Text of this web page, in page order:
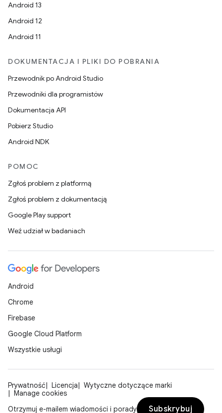
Android 13
Android 12
Android 11
DOKUMENTACJA I PLIKI DO POBRANIA
Przewodnik po Android Studio
Przewodniki dla programistów
Dokumentacja API
Pobierz Studio
Android NDK
POMOC
Zgłoś problem z platformą
Zgłoś problem z dokumentacją
Google Play support
Weź udział w badaniach
Android
Chrome
Firebase
Google Cloud Platform
Wszystkie usługi
Prywatność Licencja
Wytyczne dotyczące marki
Manage cookies
Otrzymuj e-mailem wiadomości i porady
Subskrybuj